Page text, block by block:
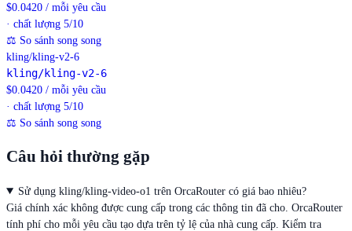
$0.0420 / mỗi yêu cầu
· chất lượng 5/10
⚖ So sánh song song
kling/kling-v2-6
kling/kling-v2-6
$0.0420 / mỗi yêu cầu
· chất lượng 5/10
⚖ So sánh song song
Câu hỏi thường gặp
Sử dụng kling/kling-video-o1 trên OrcaRouter có giá bao nhiêu?
Giá chính xác không được cung cấp trong các thông tin đã cho. OrcaRouter
tính phí cho mỗi yêu cầu tạo dựa trên tỷ lệ của nhà cung cấp. Kiểm tra